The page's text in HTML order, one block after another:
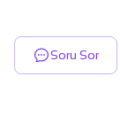
Soru Sor